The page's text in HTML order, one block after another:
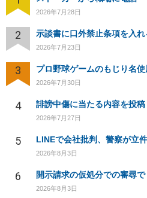
2026年7月28日
2 示談書に口外禁止条項を入
2026年7月23日
3 プロ野球ゲームのもじり名
2026年7月30日
4
2026年7月27日
5 LINEで会社批判、警察が立
2026年8月3日
6
2026年8月3日